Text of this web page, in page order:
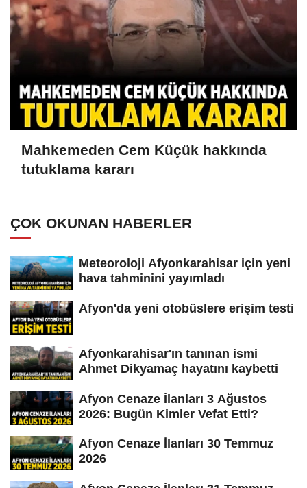
Mahkemeden Cem Küçük hakkında
tutuklama kararı
ÇOK OKUNAN HABERLER
Meteoroloji Afyonkarahisar için yeni
hava tahminini yayımladı
Afyon'da yeni otobüslere erişim testi
Afyonkarahisar'ın tanınan ismi
Ahmet Dikyamaç hayatını kaybetti
Afyon Cenaze İlanları 3 Ağustos
2026: Bugün Kimler Vefat Etti?
Afyon Cenaze İlanları 30 Temmuz
2026